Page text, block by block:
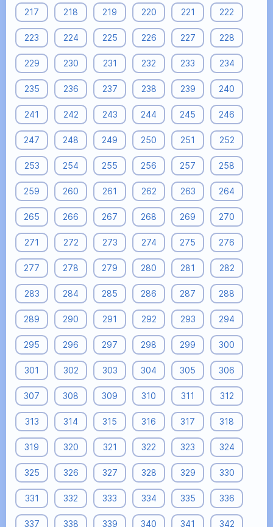
217 218 219 220 221 222
223 224 225 226 227 228
229 230 231 232 233 234
235 236 237 238 239 240
241 242 243 244 245 246
247 248 249 250 251 252
253 254 255 256 257 258
259 260 261 262 263 264
265 266 267 268 269 270
271 272 273 274 275 276
277 278 279 280 281 282
283 284 285 286 287 288
289 290 291 292 293 294
295 296 297 298 299 300
301 302 303 304 305 306
307 308 309 310 311 312
313 314 315 316 317 318
319 320 321 322 323 324
325 326 327 328 329 330
331 332 333 334 335 336
337 338 339 340 341 342